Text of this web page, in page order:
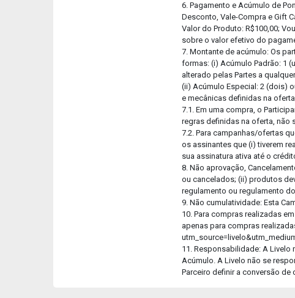
6. Pagamento e Acúmulo de
Desconto, Vale-Compra e Gift
Valor do Produto: R$100,00;
sobre o valor efetivo do
7. Montante de acúmulo: Os
formas: (i) Acúmulo Padrão: 1
alterado pelas Partes a
(ii) Acúmulo Especial: 2 (dois)
e mecânicas definidas na
7.1. Em uma compra, o
regras definidas na oferta, não
7.2. Para campanhas/ofertas
os assinantes que (i) tiverem
sua assinatura ativa até o
8. Não aprovação,
ou cancelados; (ii) produtos
regulamento ou regulamento
9. Não cumulatividade: Esta
10. Para compras realizadas
apenas para compras
11. Responsabilidade: A
Acúmulo. A Livelo não se
Parceiro definir a conversão